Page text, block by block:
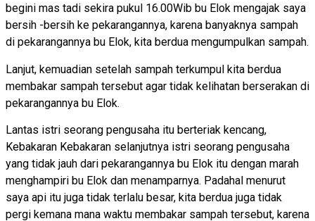
begini mas tadi sekira pukul 16.00Wib bu Elok mengajak saya
bersih -bersih ke pekarangannya, karena banyaknya sampah
di pekarangannya bu Elok, kita berdua mengumpulkan sampah.
Lanjut, kemuadian setelah sampah terkumpul kita berdua
membakar sampah tersebut agar tidak kelihatan berserakan di
pekarangannya bu Elok.
Lantas istri seorang pengusaha itu berteriak kencang,
Kebakaran Kebakaran selanjutnya istri seorang pengusaha
yang tidak jauh dari pekarangannya bu Elok itu dengan marah
menghampiri bu Elok dan menamparnya. Padahal menurut
saya api itu juga tidak terlalu besar, kita berdua juga tidak
pergi kemana mana waktu membakar sampah tersebut, karena